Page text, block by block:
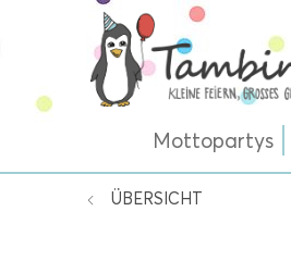
Mottopartys
ÜBERSICHT